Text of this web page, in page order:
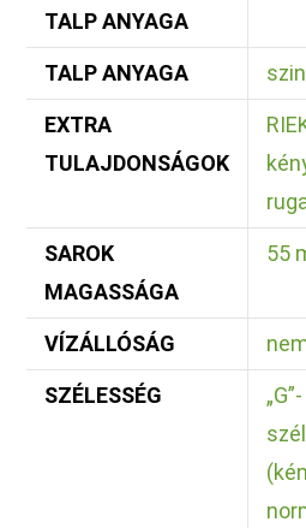
TALP ANYAGA
TALP ANYAGA
EXTRA
TULAJDONSÁGOK
SAROK
MAGASSÁGA
55
VÍZÁLLÓSÁG
SZÉLESSÉG